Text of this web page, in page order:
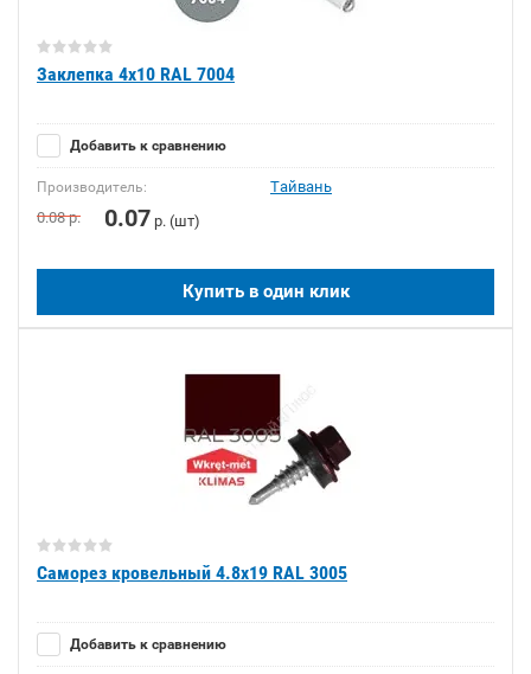
Заклепка 4х10 RAL 7004
Добавить к сравнению
Производитель:
Тайвань
0.08р. 0.07 р. (шт)
Купить в один клик
Саморез кровельный 4.8х19 RAL 3005
Добавить к сравнению